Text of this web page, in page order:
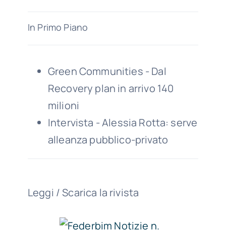
In Primo Piano
Green Communities - Dal
Recovery plan in arrivo 140
milioni
Intervista - Alessia Rotta: serve
alleanza pubblico-privato
Leggi / Scarica la rivista